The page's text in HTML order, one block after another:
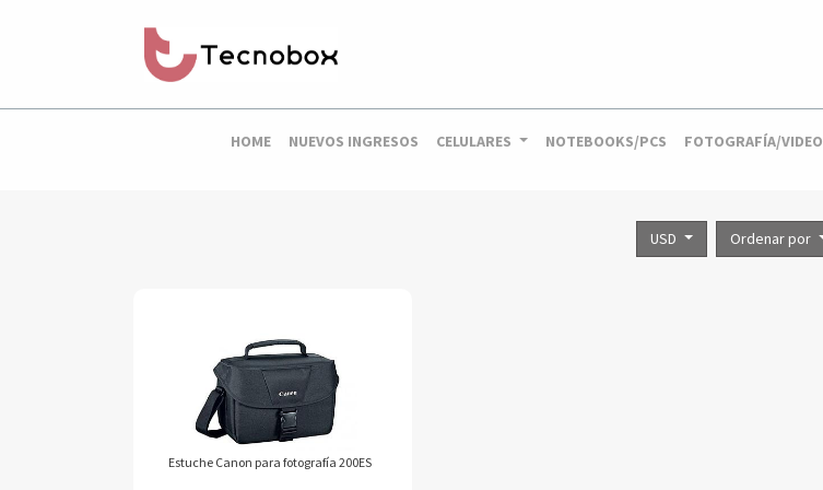
HOME NUEVOS INGRESOS CELULARES NOTEBOOKS/PCS FOTOGRAFÍA/VIDEO
USD Ordenar por
Estuche Canon para fotografía 200ES